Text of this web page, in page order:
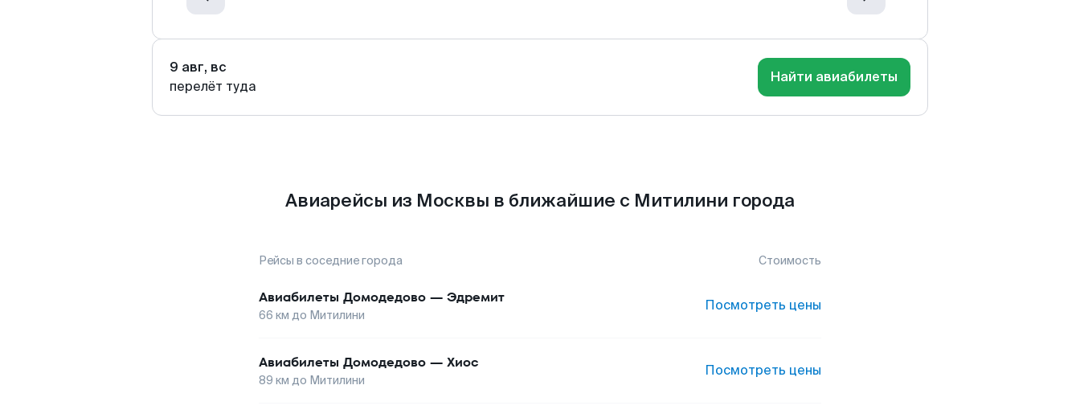
9 авг, вс
перелёт туда
Найти авиабилеты
Авиарейсы из Москвы в ближайшие с Митилини города
Рейсы в соседние города Стоимость
Авиабилеты Домодедово — Эдремит
66 км до Митилини
Посмотреть цены
Авиабилеты Домодедово — Хиос
89 км до Митилини
Посмотреть цены